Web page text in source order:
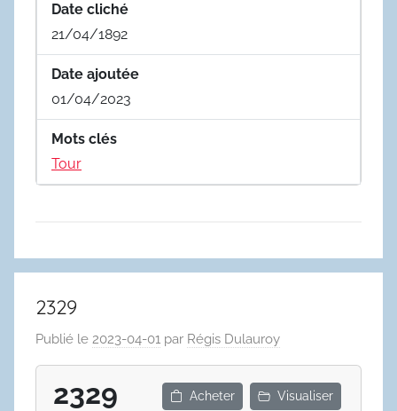
Date cliché
21/04/1892
Date ajoutée
01/04/2023
Mots clés
Tour
2329
Publié le 2023-04-01 par Régis Dulauroy
2329 Acheter Visualiser